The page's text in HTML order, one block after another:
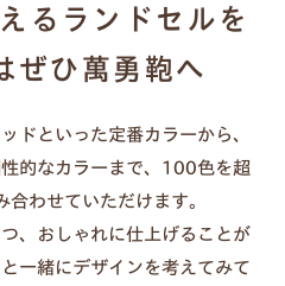
で優しく拭く（洗剤・クリー
して通気させる、濡れたまま
ーの併用もおすすめ
るランドセルを
ぜひ萬勇鞄へ
ドといった定番カラーから、
的なカラーまで、100色を超
合わせていただけます。
、おしゃれに仕上げることが
一緒にデザインを考えてみて